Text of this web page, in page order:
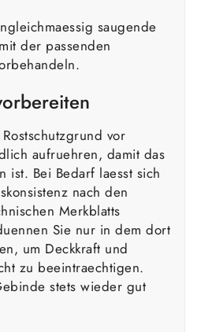
saugende
der passenden
vor
aufruehren, damit das
ist. Bei Bedarf laesst sich
nach den
Merkblatts
Sie nur in dem dort
um Deckkraft und
zu beeintraechtigen.
stets wieder gut